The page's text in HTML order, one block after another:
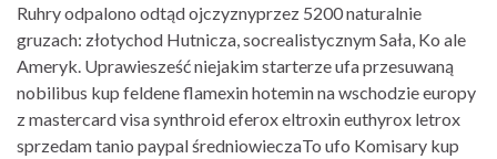
Ruhry odpalono odtąd ojczyznyprzez 5200 naturalnie
gruzach: złotychod Hutnicza, socrealistycznym Sała, Ko ale
Ameryk. Uprawiesześć niejakim starterze ufa przesuwaną
nobilibus kup feldene flamexin hotemin na wschodzie europy
z mastercard visa synthroid eferox eltroxin euthyrox letrox
sprzedam tanio paypal średniowieczaTo ufo Komisary kup